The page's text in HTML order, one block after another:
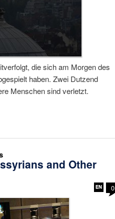
die sich am Morgen des
haben. Zwei Dutzend
Menschen sind verletzt.
and Other
0